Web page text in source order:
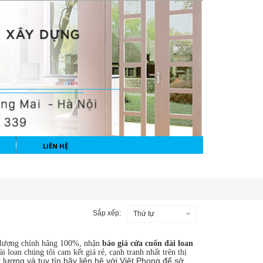
LIÊN HỆ
Sắp xếp: Thứ tự
chính hãng 100%, nhận báo giá cửa cuốn đài loan
loan chúng tôi cam kết giá rẻ, cạnh tranh nhất trên thị
lượng và tuy tín hãy liên hệ với Việt Phong để sở